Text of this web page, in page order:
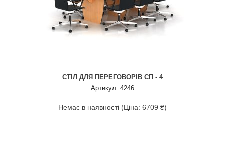
СТІЛ ДЛЯ ПЕРЕГОВОРІВ СП - 4
Артикул: 4246
Немає в наявності (Ціна: 6709 ₴)